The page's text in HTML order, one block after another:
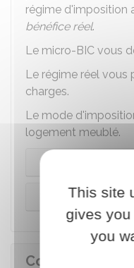
régime d'imposition
bénéfice réel.
Le micro-BIC vous
Le régime réel vous
charges.
Le mode
logement meublé.
Comment
This site
gives
you